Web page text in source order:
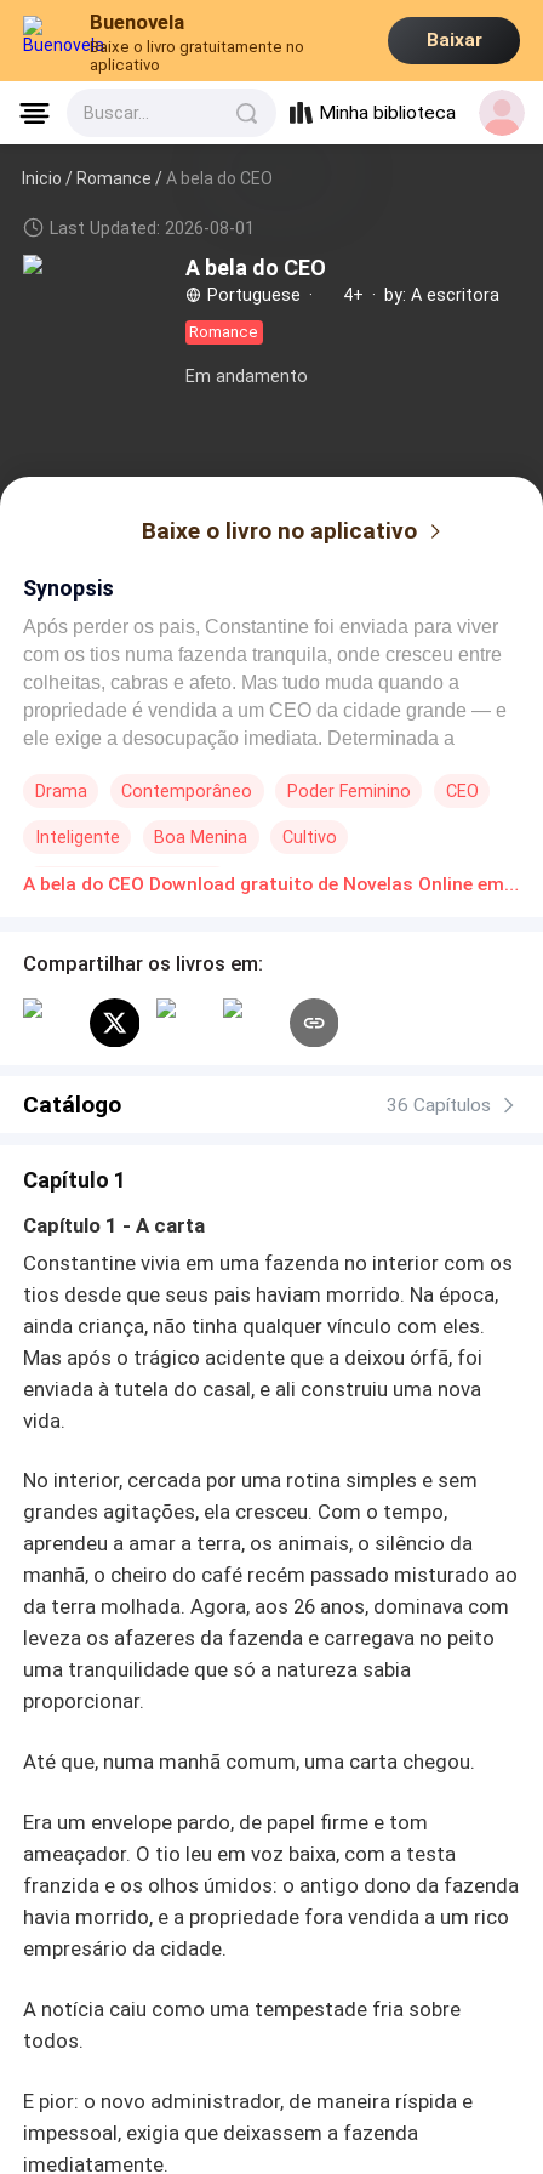
Buenovela
Baixe o livro gratuitamente no
aplicativo
Baixar
Buscar... Minha biblioteca
Inicio /Romance /A bela do CEO
Last Updated: 2026-08-01
A bela do CEO
Portuguese · 4+ · by: A escritora
Romance
Em andamento
Baixe o livro no aplicativo
Synopsis
Após perder os pais, Constantine foi enviada para viver
com os tios numa fazenda tranquila, onde cresceu entre
colheitas, cabras e afeto. Mas tudo muda quando a
propriedade é vendida a um CEO da cidade grande — e
ele exige a desocupação imediata. Determinada a
cidade enfrentar o novo dono: Umberto Zanobi, um
Entre choques de realidade, olhares que não se explicam
e uma tensão crescente, Constantine se vê presa em
passado que ela acreditava enterrado pode ser a chave
coragem. Quando a beleza da simplicidade confronta o
orgulho do poder, nenhuma verdade permanece oculta
Drama Contemporâneo Poder Feminino CEO
Inteligente Boa Menina Cultivo
De Inimigos a Amantes A bela do CEO Download gratuito de Novelas Online em PDF
Compartilhar os livros em:
Catálogo 36 Capítulos
Capítulo 1
Capítulo 1 - A carta
Constantine vivia em uma fazenda no interior com os
tios desde que seus pais haviam morrido. Na época,
ainda criança, não tinha qualquer vínculo com eles.
Mas após o trágico acidente que a deixou órfã, foi
enviada à tutela do casal, e ali construiu uma nova
vida.
No interior, cercada por uma rotina simples e sem
grandes agitações, ela cresceu. Com o tempo,
aprendeu a amar a terra, os animais, o silêncio da
manhã, o cheiro do café recém passado misturado ao
da terra molhada. Agora, aos 26 anos, dominava com
leveza os afazeres da fazenda e carregava no peito
uma tranquilidade que só a natureza sabia
proporcionar.
Até que, numa manhã comum, uma carta chegou.
Era um envelope pardo, de papel firme e tom
ameaçador. O tio leu em voz baixa, com a testa
franzida e os olhos úmidos: o antigo dono da fazenda
havia morrido, e a propriedade fora vendida a um rico
empresário da cidade.
A notícia caiu como uma tempestade fria sobre
todos.
E pior: o novo administrador, de maneira ríspida e
impessoal, exigia que deixassem a fazenda
imediatamente.